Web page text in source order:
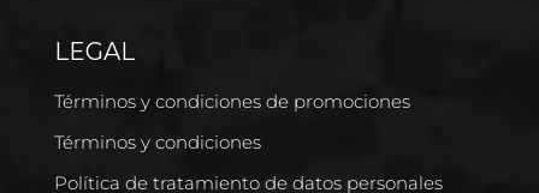
LEGAL
Términos y condiciones de promociones
Términos y condiciones
Política de tratamiento de datos personales